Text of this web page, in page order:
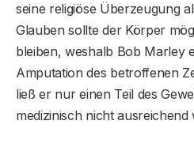
seine religiöse Überzeugung
Glauben sollte der Körper
bleiben, weshalb Bob Marley
Amputation des betroffenen
ließ er nur einen Teil des
medizinisch nicht ausreichend